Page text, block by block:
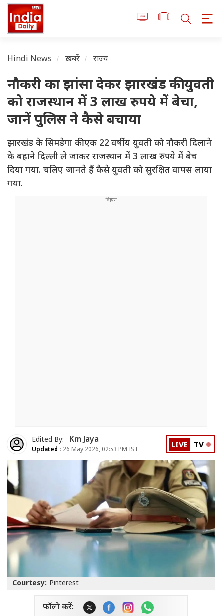
Hindi News ख़बरें राज्य
नौकरी का झांसा देकर झारखंड की युवती
को राजस्थान में 3 लाख रुपये में बेचा,
जानें पुलिस ने कैसे बचाया
झारखंड के सिमडेगा की एक 22 वर्षीय युवती को नौकरी दिलाने
के बहाने दिल्ली ले जाकर राजस्थान में 3 लाख रुपये में बेच
दिया गया. चलिए जानते हैं कैसे युवती को सुरक्षित वापस लाया
गया.
Edited By: Km Jaya
Updated : 26 May 2026, 02:53 PM IST LIVE TV
Courtesy: Pinterest
फॉलो करें: